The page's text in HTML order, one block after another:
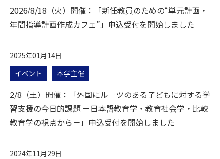
2026/8/18（火）開催：「新任教員のための“単元計画・
年間指導計画作成カフェ”」申込受付を開始しました
2025年01月14日
イベント
本学主催
2/8（土）開催：「外国にルーツのある子どもに対する学
習支援の今日的課題 －日本語教育学・教育社会学・比較
教育学の視点から－」申込受付を開始しました
2024年11月29日